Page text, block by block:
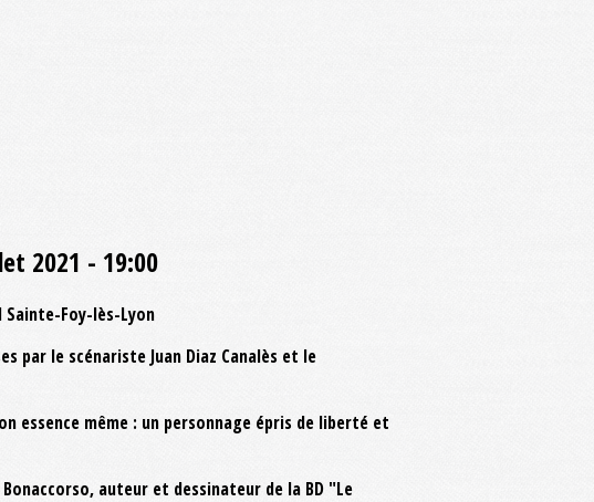
2021 - 19:00
Sainte-Foy-lès-Lyon
par le scénariste Juan Diaz Canalès et le
essence même : un personnage épris de liberté et
auteur et dessinateur de la BD "Le